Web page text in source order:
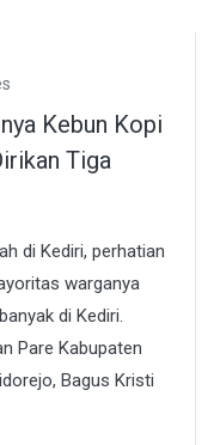
Kebun Kopi
Tiga
di Kediri, perhatian
warganya
di Kediri.
Pare Kabupaten
Bagus Kristi